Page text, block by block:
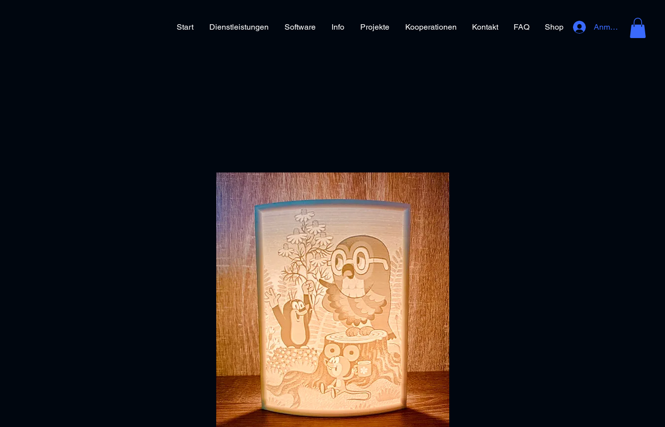
Start Dienstleistungen Software Info Projekte Kooperationen Kontakt FAQ Shop Anmelden